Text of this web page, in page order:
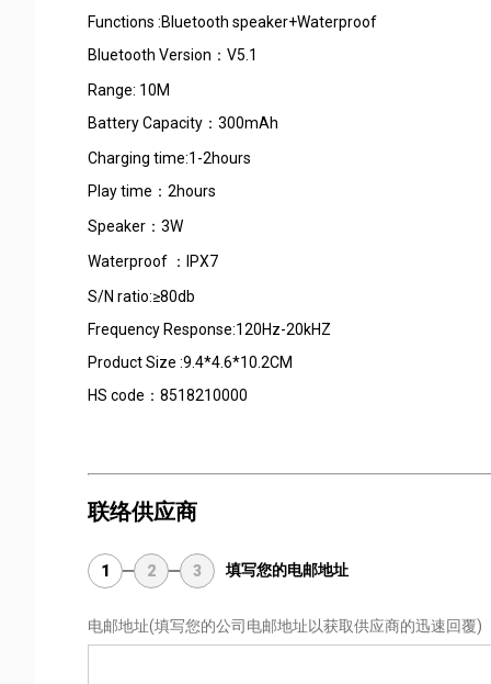
Functions :Bluetooth
Bluetooth Version：V5.1
Range: 10M
Battery Capacity：300mAh
Charging time:1-2hours
Play time：
Speaker：
Waterproof ：IPX7
S/N ratio:≥80db
Frequency Response:120Hz-
Product Size :9.4*4.6*10.2CM
HS code：8518210000
联络供应商
1 2 3 填写您的电邮地址
电邮地址(填写您的公司电邮地址以获取供应商的迅速回覆)